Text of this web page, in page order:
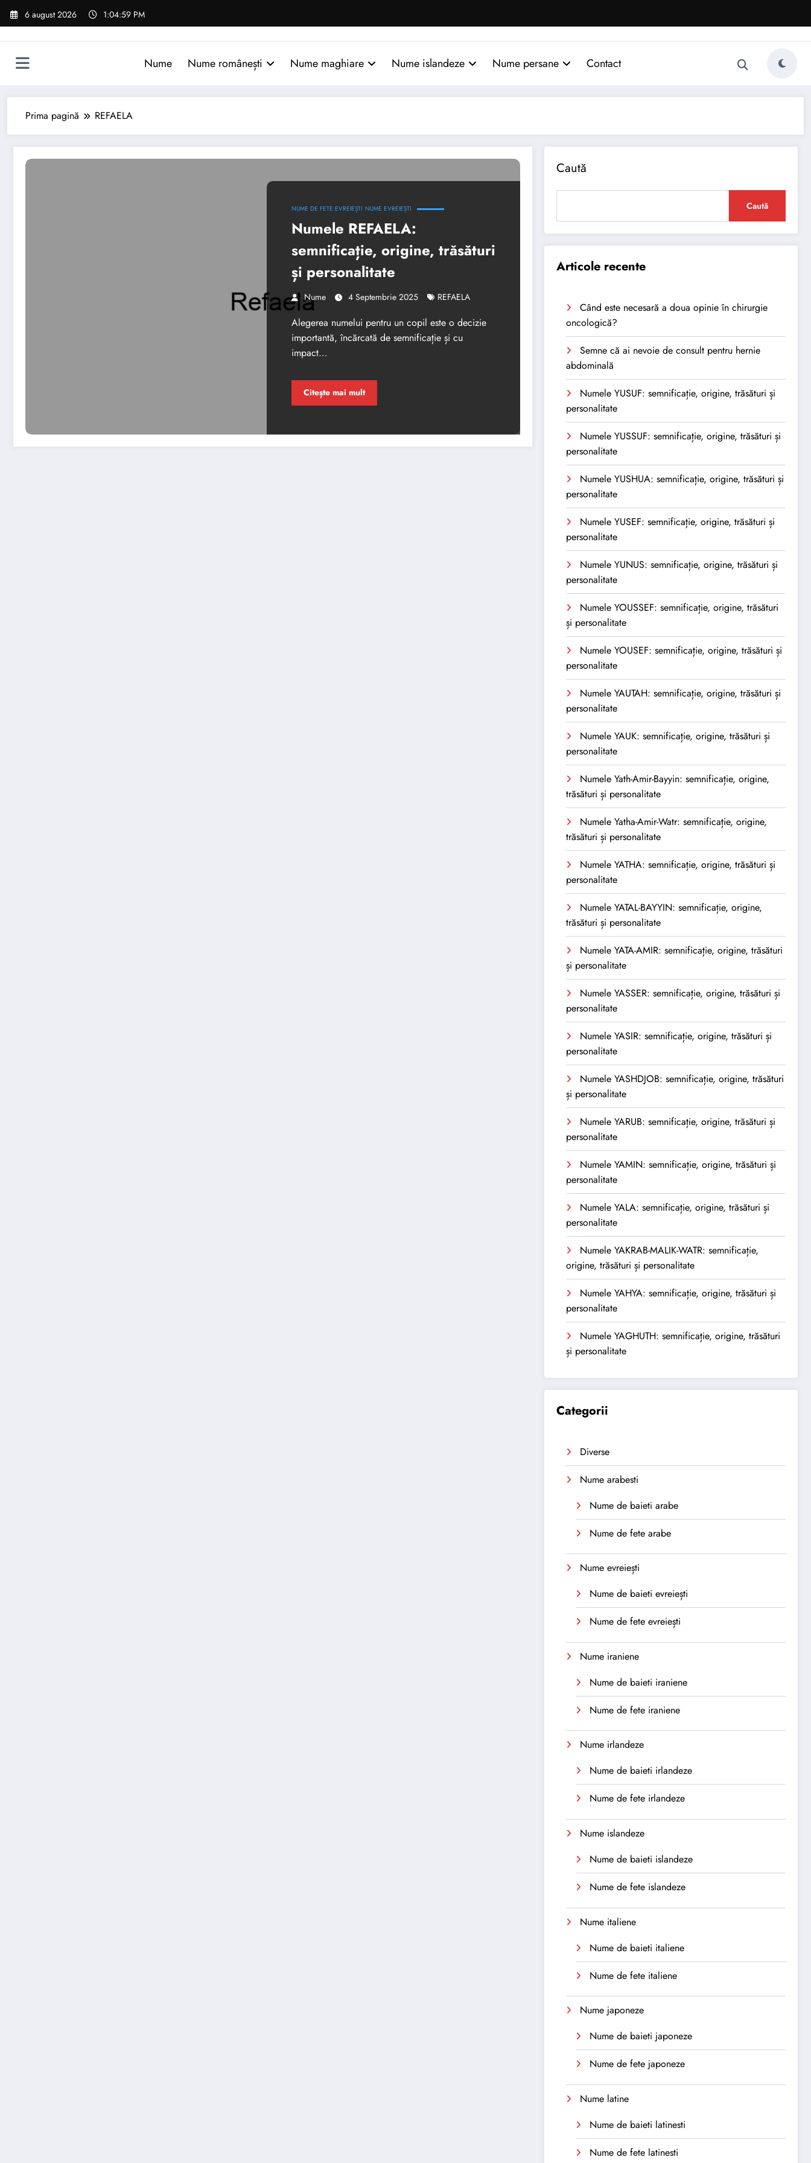
Sari
6 august 2026 1:05:00 PM
Nume Nume românești Nume maghiare Nume islandeze Nume persane Contact
Prima pagină REFAELA
NUME DE FETE EVREIEȘTI NUME EVREIEȘTI
Numele REFAELA:
semnificație, origine, trăsături
și personalitate
Nume 4 Septembrie 2025 REFAELA
Alegerea numelui pentru un copil este o decizie
importantă, încărcată de semnificație și cu
impact…
Citește mai mult
Caută
Caută
Articole recente
Când este necesară a doua opinie în chirurgie
oncologică?
Semne că ai nevoie de consult pentru hernie
abdominală
Numele YUSUF: semnificație, origine, trăsături și
personalitate
Numele YUSSUF: semnificație, origine, trăsături și
personalitate
Numele YUSHUA: semnificație, origine, trăsături și
personalitate
Numele YUSEF: semnificație, origine, trăsături și
personalitate
Numele YUNUS: semnificație, origine, trăsături și
personalitate
Numele YOUSSEF: semnificație, origine, trăsături
și personalitate
Numele YOUSEF: semnificație, origine, trăsături și
personalitate
Numele YAUTAH: semnificație, origine, trăsături și
personalitate
Numele YAUK: semnificație, origine, trăsături și
personalitate
Numele Yath-Amir-Bayyin: semnificație, origine,
trăsături și personalitate
Numele Yatha-Amir-Watr: semnificație, origine,
trăsături și personalitate
Numele YATHA: semnificație, origine, trăsături și
personalitate
Numele YATAL-BAYYIN: semnificație, origine,
trăsături și personalitate
Numele YATA-AMIR: semnificație, origine, trăsături
și personalitate
Numele YASSER: semnificație, origine, trăsături și
personalitate
Numele YASIR: semnificație, origine, trăsături și
personalitate
Numele YASHDJOB: semnificație, origine, trăsături
și personalitate
Numele YARUB: semnificație, origine, trăsături și
personalitate
Numele YAMIN: semnificație, origine, trăsături și
personalitate
Numele YALA: semnificație, origine, trăsături și
personalitate
Numele YAKRAB-MALIK-WATR: semnificație,
origine, trăsături și personalitate
Numele YAHYA: semnificație, origine, trăsături și
personalitate
Numele YAGHUTH: semnificație, origine, trăsături
și personalitate
Categorii
Diverse
Nume arabesti
Nume de baieti arabe
Nume de fete arabe
Nume evreiești
Nume de baieti evreiești
Nume de fete evreiești
Nume iraniene
Nume de baieti iraniene
Nume de fete iraniene
Nume irlandeze
Nume de baieti irlandeze
Nume de fete irlandeze
Nume islandeze
Nume de baieti islandeze
Nume de fete islandeze
Nume italiene
Nume de baieti italiene
Nume de fete italiene
Nume japoneze
Nume de baieti japoneze
Nume de fete japoneze
Nume latine
Nume de baieti latinesti
Nume de fete latinesti